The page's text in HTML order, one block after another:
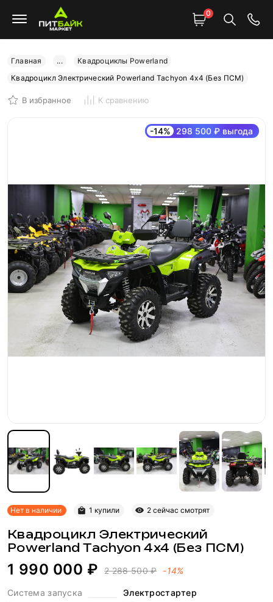
0
Главная ...
Квадроциклы Powerland
Квадроцикл Электрический Powerland Tachyon 4x4 (Без ПСМ)
В избранное К сравнению
-14% 298 500 ₽ выгода
Нет в наличии 1 купили 2 сейчас смотрят
Квадроцикл Электрический
Powerland Tachyon 4x4 (Без ПСМ)
1 990 000 ₽ 2 288 500 ₽ -14%
Система запуска
Электростартер